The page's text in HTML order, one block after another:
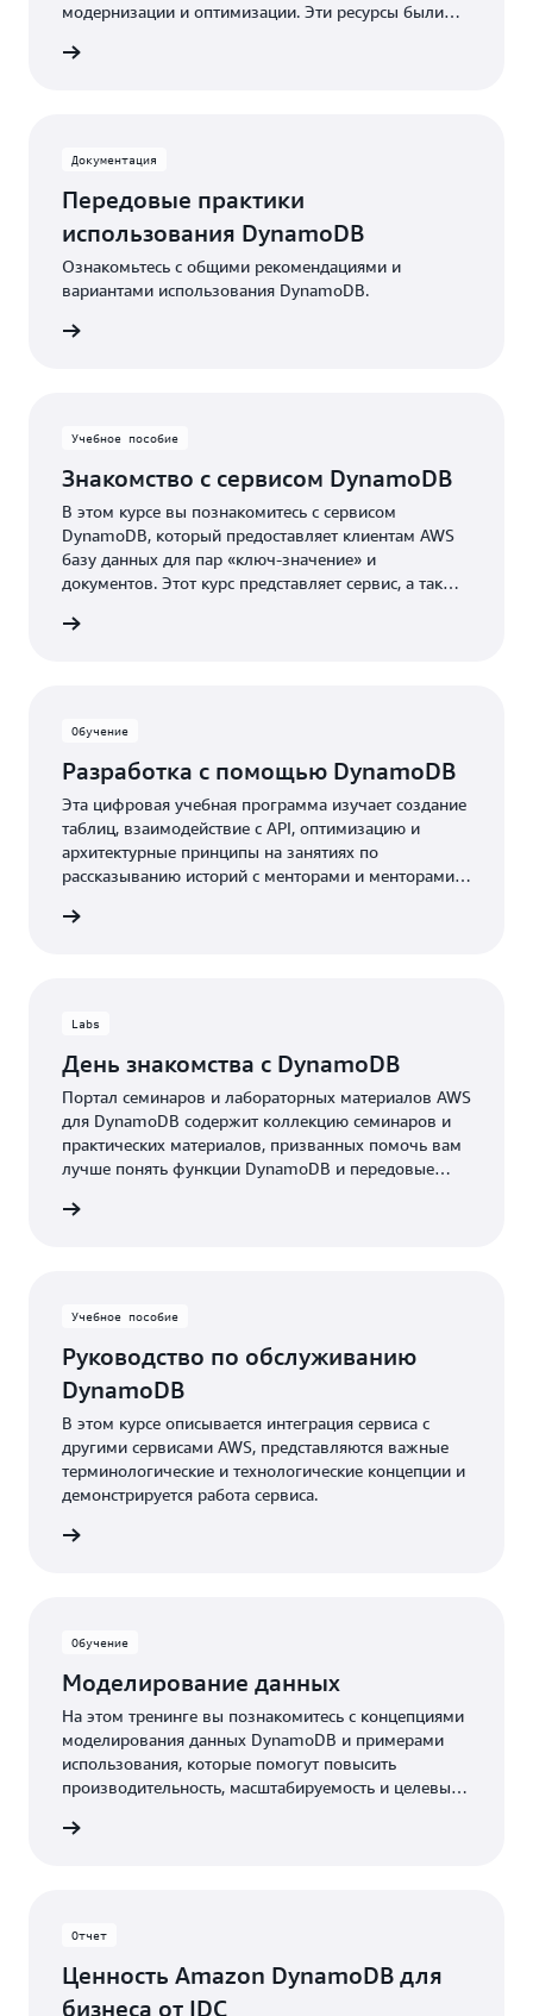
модернизации и оптимизации. Эти ресурсы были
мировым сообществом Партнеров AWS.
Документация
Передовые практики
использования DynamoDB
Ознакомьтесь с общими рекомендациями и
вариантами использования DynamoDB.
Учебное пособие
Знакомство с сервисом DynamoDB
В этом курсе вы познакомитесь с сервисом
DynamoDB, который предоставляет клиентам AWS
базу данных для пар «ключ-значение» и
документов. Этот курс представляет сервис, а также
Обучение
Разработка с помощью DynamoDB
Эта цифровая учебная программа изучает создание
таблиц, взаимодействие с API, оптимизацию и
архитектурные принципы на занятиях по
рассказыванию историй с менторами и менторами, а
внедрения.
Labs
День знакомства с DynamoDB
Портал семинаров и лабораторных материалов AWS
для DynamoDB содержит коллекцию семинаров и
практических материалов, призванных помочь вам
лучше понять функции DynamoDB и передовые
Учебное пособие
Руководство по обслуживанию
DynamoDB
В этом курсе описывается интеграция сервиса с
другими сервисами AWS, представляются важные
терминологические и технологические концепции и
демонстрируется работа сервиса.
Обучение
Моделирование данных
На этом тренинге вы познакомитесь с концепциями
моделирования данных DynamoDB и примерами
использования, которые помогут повысить
производительность, масштабируемость и целевые
приложения.
Отчет
Ценность Amazon DynamoDB для
бизнеса от IDC